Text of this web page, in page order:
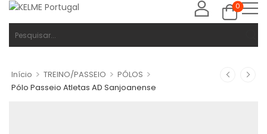
0
Início > TREINO/PASSEIO > PÓLOS >
Pólo Passeio Atletas AD Sanjoanense